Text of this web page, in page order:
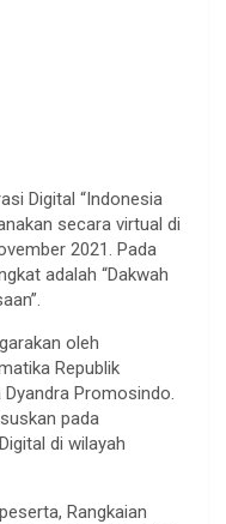
Digital “Indonesia
secara virtual di
2021. Pada
adalah “Dakwah
oleh
Republik
Promosindo.
pada
di wilayah
Rangkaian